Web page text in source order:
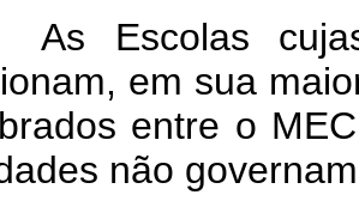
Escolas cujas
em sua
entre o
não